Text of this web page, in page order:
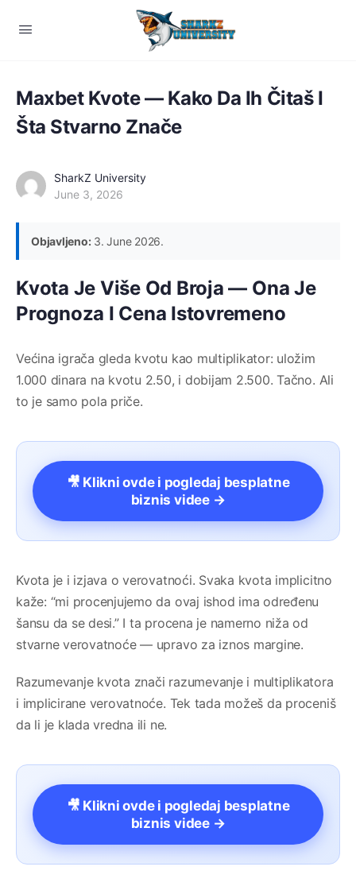
Maxbet Kvote — Kako Da Ih Čitaš I
Šta Stvarno Znače
SharkZ University
June 3, 2026
Objavljeno:3. June 2026.
Kvota Je Više Od Broja — Ona Je
Prognoza I Cena Istovremeno
Većina igrača gleda kvotu kao multiplikator: uložim
1.000 dinara na kvotu 2.50, i dobijam 2.500. Tačno. Ali
to je samo pola priče.
🎥 Klikni ovde i pogledaj besplatne
biznis videe →
Kvota je i izjava o verovatnoći. Svaka kvota implicitno
kaže: “mi procenjujemo da ovaj ishod ima određenu
šansu da se desi.” I ta procena je namerno niža od
stvarne verovatnoće — upravo za iznos margine.
Razumevanje kvota znači razumevanje i multiplikatora
i implicirane verovatnoće. Tek tada možeš da proceniš
da li je klada vredna ili ne.
🎥 Klikni ovde i pogledaj besplatne
biznis videe →